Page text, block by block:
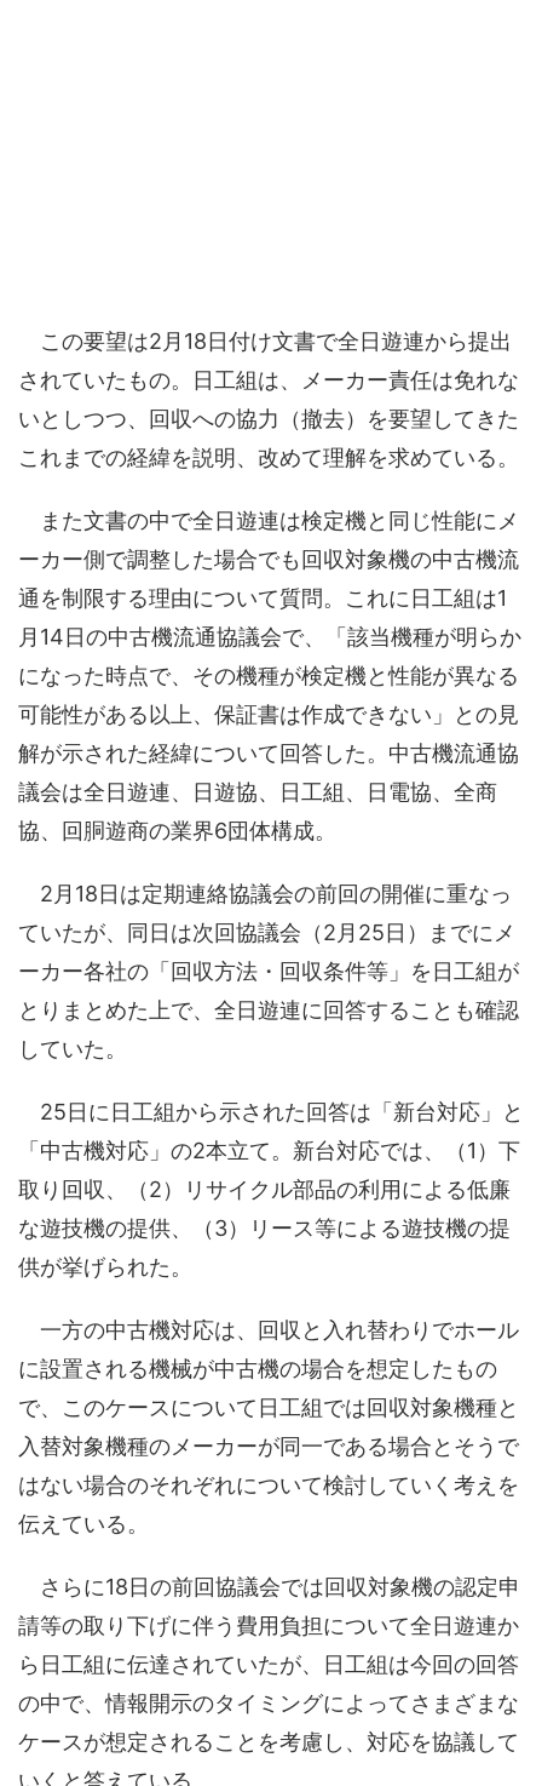
この要望は2月18日付け文書で全日遊連から提出
されていたもの。日工組は、メーカー責任は免れな
いとしつつ、回収への協力（撤去）を要望してきた
これまでの経緯を説明、改めて理解を求めている。
また文書の中で全日遊連は検定機と同じ性能にメ
ーカー側で調整した場合でも回収対象機の中古機流
通を制限する理由について質問。これに日工組は1
月14日の中古機流通協議会で、「該当機種が明らか
になった時点で、その機種が検定機と性能が異なる
可能性がある以上、保証書は作成できない」との見
解が示された経緯について回答した。中古機流通協
議会は全日遊連、日遊協、日工組、日電協、全商
協、回胴遊商の業界6団体構成。
2月18日は定期連絡協議会の前回の開催に重なっ
ていたが、同日は次回協議会（2月25日）までにメ
ーカー各社の「回収方法・回収条件等」を日工組が
とりまとめた上で、全日遊連に回答することも確認
していた。
25日に日工組から示された回答は「新台対応」と
「中古機対応」の2本立て。新台対応では、（1）下
取り回収、（2）リサイクル部品の利用による低廉
な遊技機の提供、（3）リース等による遊技機の提
供が挙げられた。
一方の中古機対応は、回収と入れ替わりでホール
に設置される機械が中古機の場合を想定したもの
で、このケースについて日工組では回収対象機種と
入替対象機種のメーカーが同一である場合とそうで
はない場合のそれぞれについて検討していく考えを
伝えている。
さらに18日の前回協議会では回収対象機の認定申
請等の取り下げに伴う費用負担について全日遊連か
ら日工組に伝達されていたが、日工組は今回の回答
の中で、情報開示のタイミングによってさまざまな
ケースが想定されることを考慮し、対応を協議して
いくと答えている。